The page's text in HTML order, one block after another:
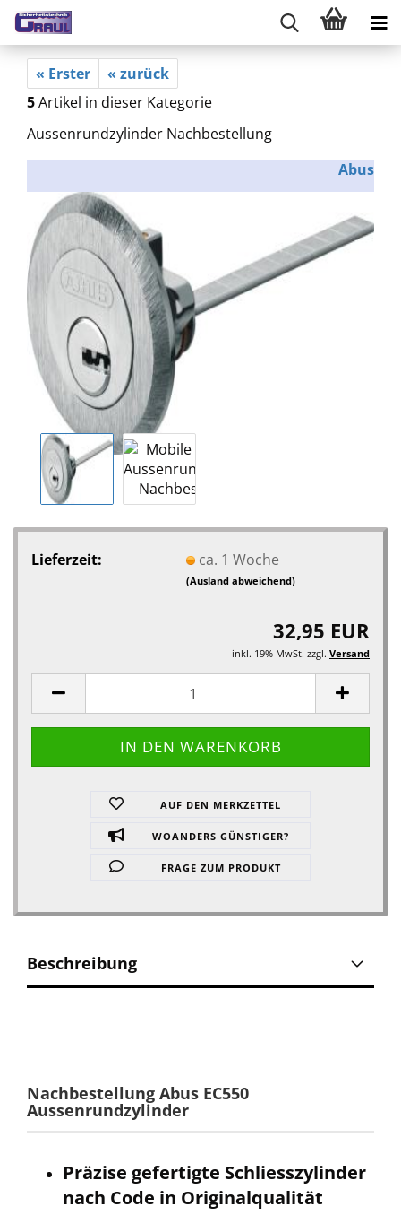
« Erster
« zurück
5Artikel in dieser Kategorie
Aussenrundzylinder Nachbestellung
Abus
Lieferzeit: ca. 1 Woche
(Ausland abweichend)
32,95 EUR
inkl. 19% MwSt. zzgl. Versand
AUF DEN MERKZETTEL
WOANDERS GÜNSTIGER?
FRAGE ZUM PRODUKT
Beschreibung
Nachbestellung Abus EC550
Aussenrundzylinder
Präzise gefertigte Schliesszylinder
nach Code in Originalqualität